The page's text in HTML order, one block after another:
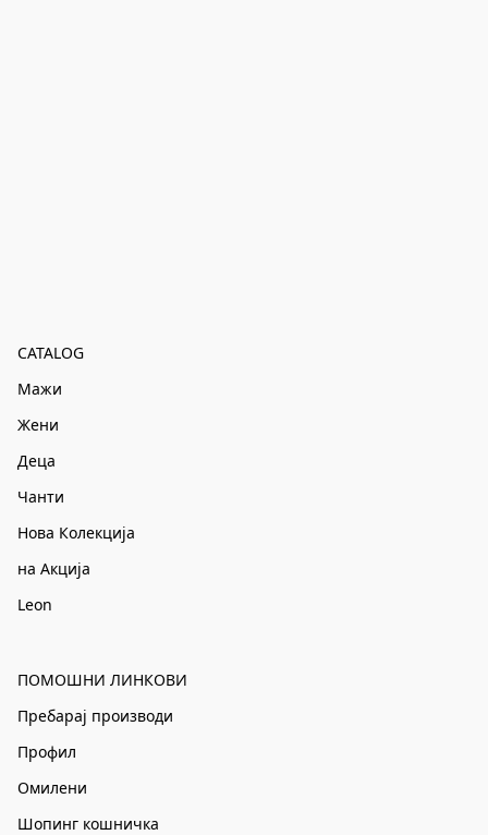
CATALOG
Мажи
Жени
Деца
Чанти
Нова Колекција
на Акција
Leon
ПОМОШНИ ЛИНКОВИ
Пребарај производи
Профил
Омилени
Шопинг кошничка